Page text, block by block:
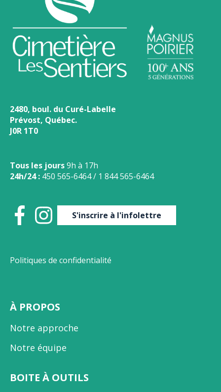
2480, boul. du Curé-Labelle
Prévost, Québec.
J0R 1T0
Tous les jours9h à 17h
24h/24 : 450 565-6464/ 1 844 565-6464
S'inscrire à l'infolettre
Politiques de confidentialité
À PROPOS
Notre approche
Notre équipe
BOITE À OUTILS